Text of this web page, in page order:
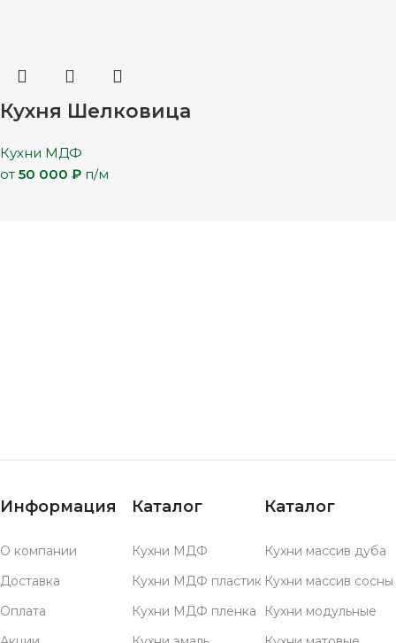
Кухня Шелковица
Кухни МДФ
от 50 000 ₽ п/м
Информация
О компании
Доставка
Оплата
Каталог
Кухни МДФ
Кухни МДФ пластик
Кухни МДФ плёнка
Каталог
Кухни массив дуба
Кухни массив сосны
Кухни модульные